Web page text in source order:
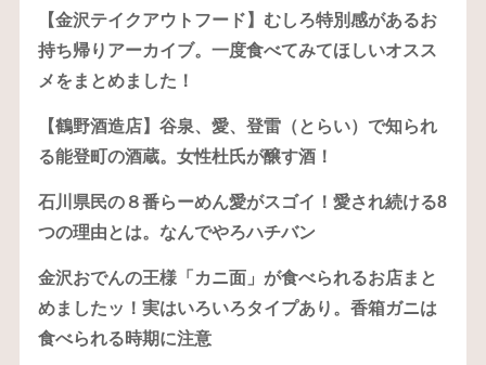
【金沢テイクアウトフード】むしろ特別感があるお
持ち帰りアーカイブ。一度食べてみてほしいオスス
メをまとめました！
【鶴野酒造店】谷泉、愛、登雷（とらい）で知られ
る能登町の酒蔵。女性杜氏が醸す酒！
石川県民の８番らーめん愛がスゴイ！愛され続ける8
つの理由とは。なんでやろハチバン
金沢おでんの王様「カニ面」が食べられるお店まと
めましたッ！実はいろいろタイプあり。香箱ガニは
食べられる時期に注意